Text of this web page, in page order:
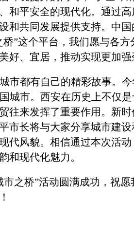
和平安全的现代化。通过
和共同发展提供支持。中
桥”这个平台，我们愿与各
好、宜居，推动实现更加
市都有自己的精彩故事。
城市。西安在历史上不仅
往来发挥了重要作用。新
市长将与大家分享城市建
代风貌。相信通过本次活
和现代化魅力。
市之桥”活动圆满成功，祝